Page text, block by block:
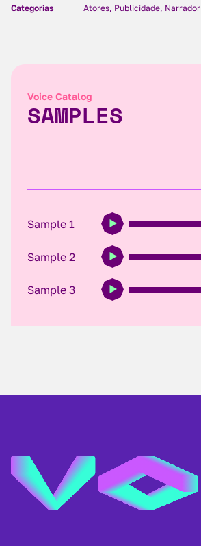
Categorias Atores, Publicidade, Narrador
Voice Catalog
SAMPLES
Sample 1
Sample 2
Sample 3